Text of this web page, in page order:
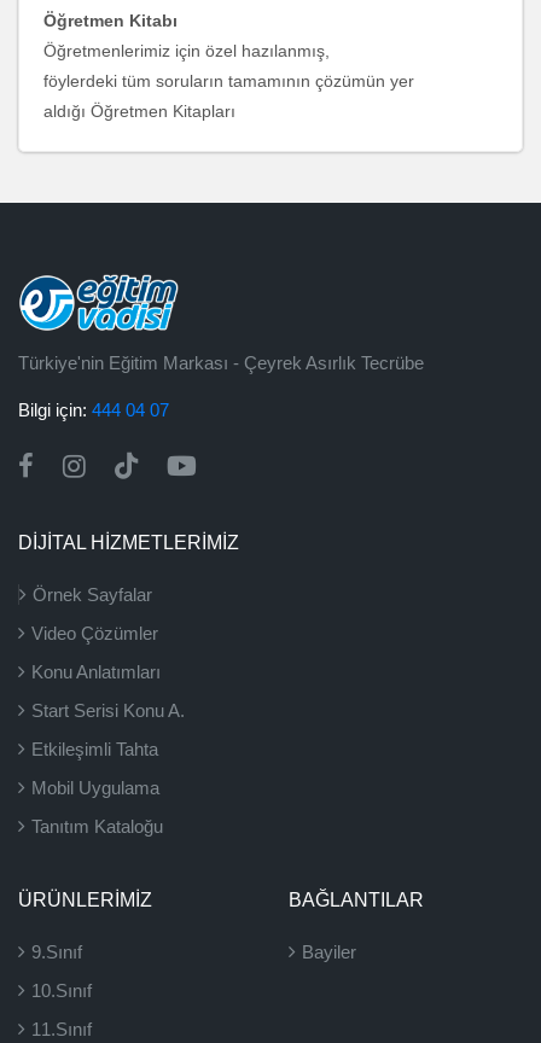
Öğretmen Kitabı
Öğretmenlerimiz için özel hazılanmış,
föylerdeki tüm soruların tamamının çözümün yer
aldığı Öğretmen Kitapları
Türkiye'nin Eğitim Markası - Çeyrek Asırlık Tecrübe
Bilgi için: 444 04 07
DİJİTAL HİZMETLERİMİZ
Örnek Sayfalar
Video Çözümler
Konu Anlatımları
Start Serisi Konu A.
Etkileşimli Tahta
Mobil Uygulama
Tanıtım Kataloğu
ÜRÜNLERIMIZ
9.Sınıf
10.Sınıf
11.Sınıf
BAĞLANTILAR
Bayiler